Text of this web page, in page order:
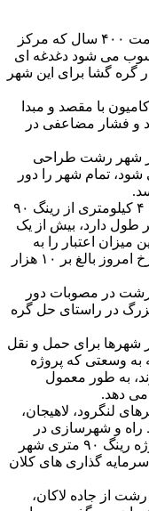
به گزارش آفتاب شمال ، شهر رشت به قدمت ۴۰۰ سال که مرکز
می شود دغدغه ای
گره گشا برای این شهر
با مقصد و مبدا
و فشار مضاعفی در
دور شهر رشت طراحی
تمام شهر را دور
طبق آخرین برآوردها برای اجرای یک قطعه ۴ کیلومتری از رینگ ۹۰
مجموع حدود ۳۴ کیلومتر طول دارد، بیش از یک
این میزان اعتبار را به
تمام مسیر رینگ ۹۰ متری تعمیم دهیم به نرخ امروز بالغ بر ۱۰ هزار
پروژه رینگ ۹۰ متری رشت در مصوبات دور
در راستای حل گره
شهرها برای حمل و نقل
به وسعتی که پروژه
به طور معمول
می دهد.
لنگرود، لاهیجان،
و شهرسازی در
استان گیلان اشاره کرد و افزود: اجرای پروژه رینگ ۹۰ متری شهر
گذاری های کلان
رینگ ۹۰ متری شهر رشت از جاده لاکان،